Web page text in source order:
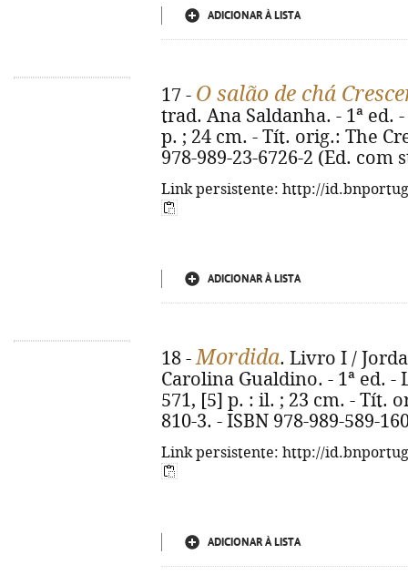
ADICIONAR À LISTA
17 - O salão de chá
trad. Ana Saldanha. - 1ª ed.
p. ; 24 cm. - Tít. orig.: The
978-989-23-6726-2 (Ed. com
Link persistente: http://
ADICIONAR À LISTA
18 -Mordida. Livro I /
Carolina Gualdino. - 1ª ed. -
571, [5] p. : il. ; 23 cm. - Tít.
810-3. - ISBN 978-989-589-
Link persistente: http://
ADICIONAR À LISTA